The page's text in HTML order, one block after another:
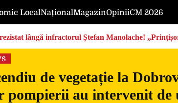
LocalNaționalMagazinOpiniiCM 2026
lângă infractorul Ștefan Manolache!
de vegetație la
pompierii au intervenit de